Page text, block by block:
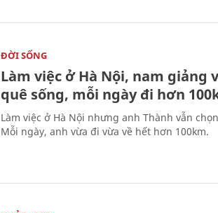
ĐỜI SỐNG
Làm việc ở Hà Nội, nam giảng
quê sống, mỗi ngày đi hơn
Làm việc ở Hà Nội nhưng anh Thành vẫn
Mỗi ngày, anh vừa đi vừa về hết hơn 100km.